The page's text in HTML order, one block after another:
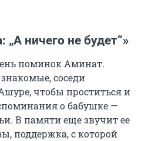
„А ничего не будет“»
поминок Аминат.
соседи
чтобы проститься и
о бабушке —
В памяти еще звучит ее
поддержка, с которой